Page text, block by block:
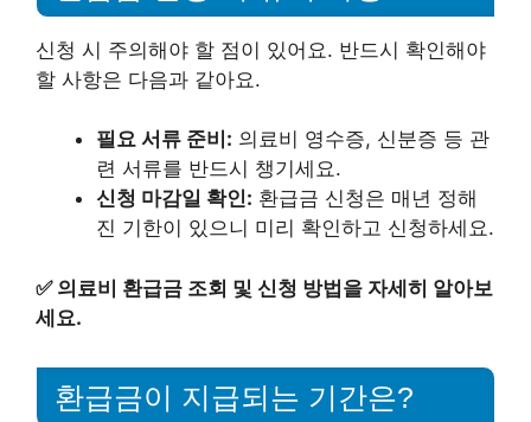
신청 시 주의해야 할 점이 있어요. 반드시 확인해야
할 사항은 다음과 같아요.
필요 서류 준비: 의료비 영수증, 신분증 등 관
련 서류를 반드시 챙기세요.
신청 마감일 확인: 환급금 신청은 매년 정해
진 기한이 있으니 미리 확인하고 신청하세요.
✅ 의료비 환급금 조회 및 신청 방법을 자세히 알아보
세요.
환급금이 지급되는 기간은?